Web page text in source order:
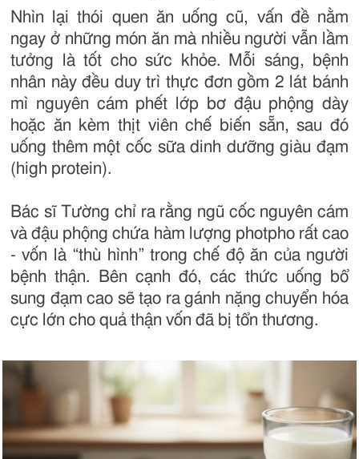
Nhìn lại thói quen ăn uống cũ, vấn đề nằm
ngay ở những món ăn mà nhiều người vẫn lầm
tưởng là tốt cho sức khỏe. Mỗi sáng, bệnh
nhân này đều duy trì thực đơn gồm 2 lát bánh
mì nguyên cám phết lớp bơ đậu phộng dày
hoặc ăn kèm thịt viên chế biến sẵn, sau đó
uống thêm một cốc sữa dinh dưỡng giàu đạm
(high protein).
Bác sĩ Tường chỉ ra rằng ngũ cốc nguyên cám
và đậu phộng chứa hàm lượng photpho rất cao
- vốn là “thù hình” trong chế độ ăn của người
bệnh thận. Bên cạnh đó, các thức uống bổ
sung đạm cao sẽ tạo ra gánh nặng chuyển hóa
cực lớn cho quả thận vốn đã bị tổn thương.